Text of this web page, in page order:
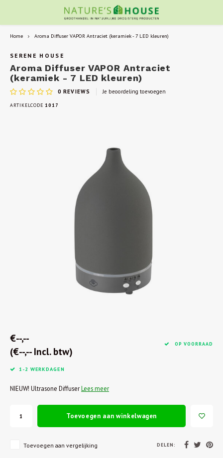
Home Aroma Diffuser VAPOR Antraciet (keramiek - 7 LED kleuren)
SERENE HOUSE
Aroma Diffuser VAPOR Antraciet
(keramiek - 7 LED kleuren)
0 REVIEWS Je beoordeling toevoegen
ARTIKELCODE 1017
€--,--
(€--,-- Incl. btw)
OP VOORRAAD
1-2 WERKDAGEN
NIEUW! Ultrasone DiffuserLees meer
Toevoegen aan winkelwagen
Toevoegen aan vergelijking DELEN: